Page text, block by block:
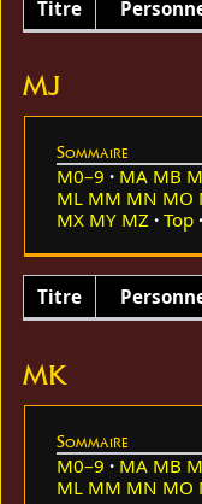
Titre
MJ
Sommaire
M0–9 MA MB
ML MM MN MO
MX MY MZ Top
Titre
MK
Sommaire
M0–9 MA MB
ML MM MN MO